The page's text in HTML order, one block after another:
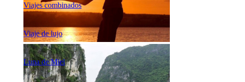
Viajes combinados
Viaje de lujo
Luna de Miel